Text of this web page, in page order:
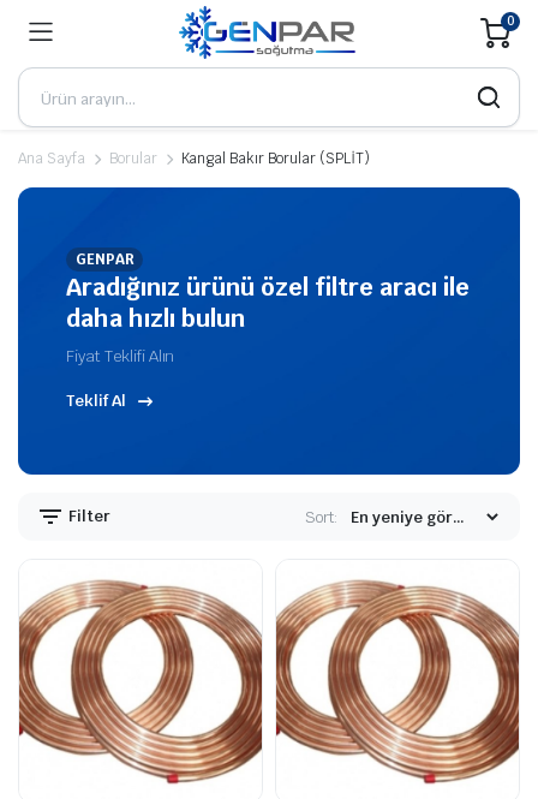
0
Ana Sayfa Borular Kangal Bakır Borular (SPLİT)
GENPAR
Aradığınız ürünü özel filtre aracı ile
daha hızlı bulun
Fiyat Teklifi Alın
Teklif Al
Filter Sort: